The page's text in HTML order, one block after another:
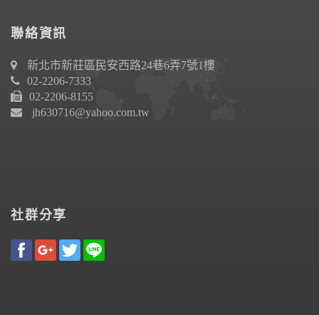
聯絡資訊
新北市新莊區民安西路24巷6弄7號1樓
02-2206-7333
02-2206-8155
jh630716@yahoo.com.tw
社群分享